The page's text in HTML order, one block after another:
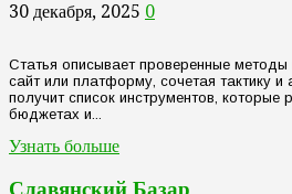
30 декабря, 2025 0
Статья описывает проверенные
сайт или платформу, сочетая тактику и
получит список инструментов, которые
бюджетах и...
Узнать больше
Славянский Базар